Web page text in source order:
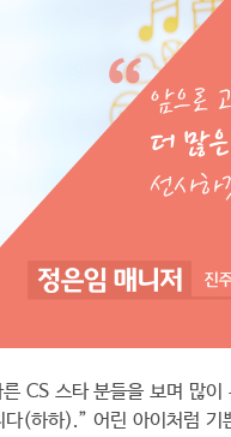
CS 스타 분들을 보며 많이
(하하).” 어린 아이처럼 기